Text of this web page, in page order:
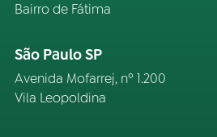
Bairro de Fátima
São Paulo SP
Avenida Mofarrej, nº 1.200
Vila Leopoldina